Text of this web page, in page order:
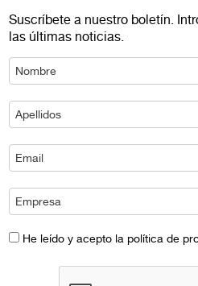
Suscríbete a nuestro boletín.
las últimas noticias.
He leído y acepto la política de